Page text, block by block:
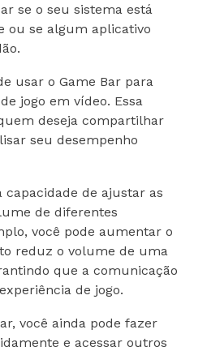
se o seu sistema está
ou se algum aplicativo
usar o Game Bar para
jogo em vídeo. Essa
deseja compartilhar
seu desempenho
de ajustar as
de diferentes
você pode aumentar o
reduz o volume de uma
que a comunicação
de jogo.
você ainda pode fazer
e acessar outros